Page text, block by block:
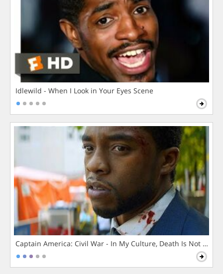
Idlewild - When I Look in Your Eyes Scene
Captain America: Civil War - In My Culture, Death Is Not The